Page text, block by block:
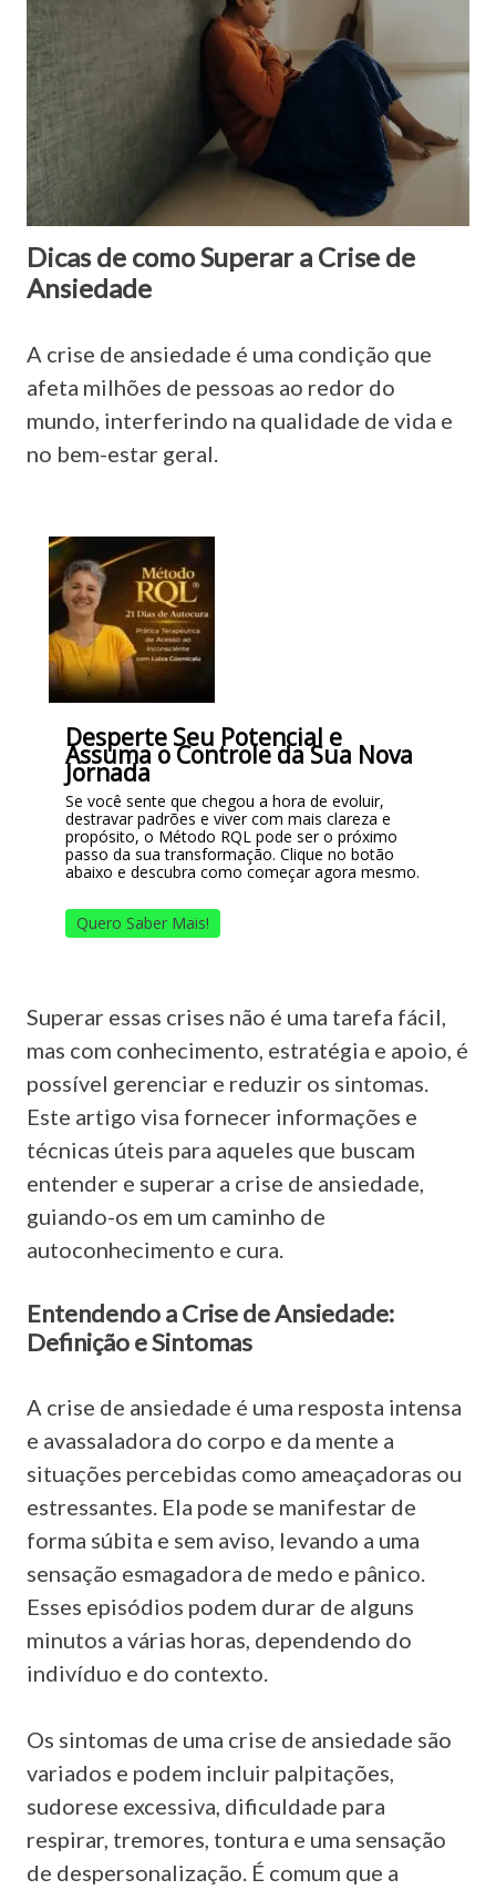
Dicas de como Superar a Crise de
Ansiedade
A crise de ansiedade é uma condição que
afeta milhões de pessoas ao redor do
mundo, interferindo na qualidade de vida e
no bem-estar geral.
Desperte Seu Potencial e
Assuma o Controle da Sua Nova
Jornada
Se você sente que chegou a hora de evoluir,
destravar padrões e viver com mais clareza e
propósito, o Método RQL pode ser o próximo
passo da sua transformação. Clique no botão
abaixo e descubra como começar agora mesmo.
Quero Saber Mais!
Superar essas crises não é uma tarefa fácil,
mas com conhecimento, estratégia e apoio, é
possível gerenciar e reduzir os sintomas.
Este artigo visa fornecer informações e
técnicas úteis para aqueles que buscam
entender e superar a crise de ansiedade,
guiando-os em um caminho de
autoconhecimento e cura.
Entendendo a Crise de Ansiedade:
Definição e Sintomas
A crise de ansiedade é uma resposta intensa
e avassaladora do corpo e da mente a
situações percebidas como ameaçadoras ou
estressantes. Ela pode se manifestar de
forma súbita e sem aviso, levando a uma
sensação esmagadora de medo e pânico.
Esses episódios podem durar de alguns
minutos a várias horas, dependendo do
indivíduo e do contexto.
Os sintomas de uma crise de ansiedade são
variados e podem incluir palpitações,
sudorese excessiva, dificuldade para
respirar, tremores, tontura e uma sensação
de despersonalização. É comum que a